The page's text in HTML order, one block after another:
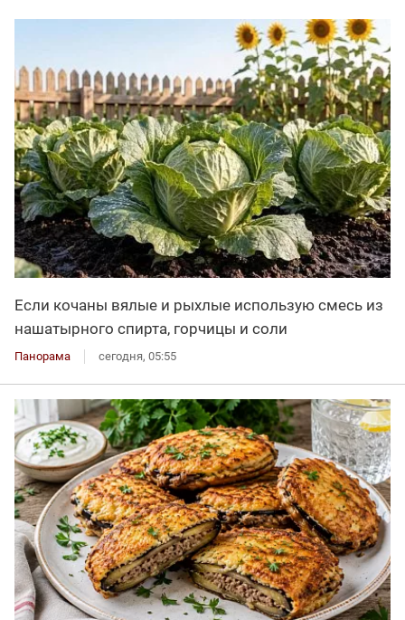
Если кочаны вялые и рыхлые использую смесь из
нашатырного спирта, горчицы и соли
Панорама сегодня, 05:55